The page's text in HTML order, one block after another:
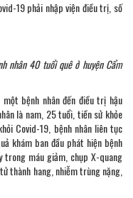
19 phải nhập viện điều trị, số
nhân 40 tuổi quê ở huyện Cẩm
một bệnh nhân đến điều trị hậu
là nam, 25 tuổi, tiền sử khỏe
Covid-19, bệnh nhân liên tục
khám ban đầu phát hiện bệnh
trong máu giảm, chụp X-quang
thành hang, nhiễm trùng nặng,